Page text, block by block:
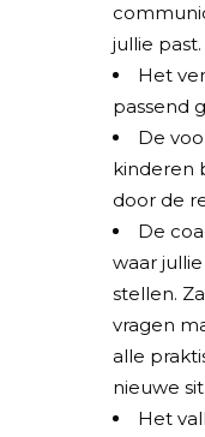
jullie past.
Het
passend
De
kinderen
door de
De
waar
stellen.
vragen
alle
nieuwe
Het